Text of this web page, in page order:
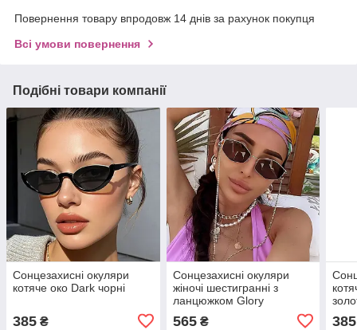
Повернення товару впродовж 14 днів за рахунок покупця
Всі умови повернення
Подібні товари компанії
Сонцезахисні окуляри
котяче око Dark чорні
385 ₴
Сонцезахисні окуляри
жіночі шестигранні з
ланцюжком Glory
565₴ 385